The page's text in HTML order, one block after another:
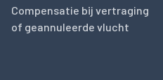
Compensatie bij vertraging
of geannuleerde vlucht